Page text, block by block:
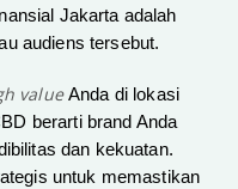
Jakarta adalah
audiens tersebut.
valueAnda di lokasi
berarti brand Anda
dan kekuatan.
untuk memastikan